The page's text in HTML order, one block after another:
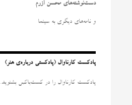
و
ر
دست‌نوشته‌های محسن آزرم
و نامه‌‌های دیگری به سینما
پادکست کارناوال (پادکستی درباره‌ی هنر)
پادکست کارناوال را در کست‌باکس بشنوید.